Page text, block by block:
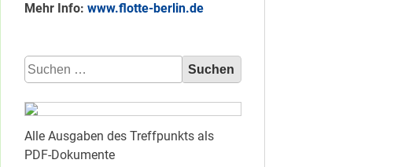
Mehr Info: www.flotte-berlin.de
Suchen
nach:
Alle Ausgaben des Treffpunkts als
PDF-Dokumente